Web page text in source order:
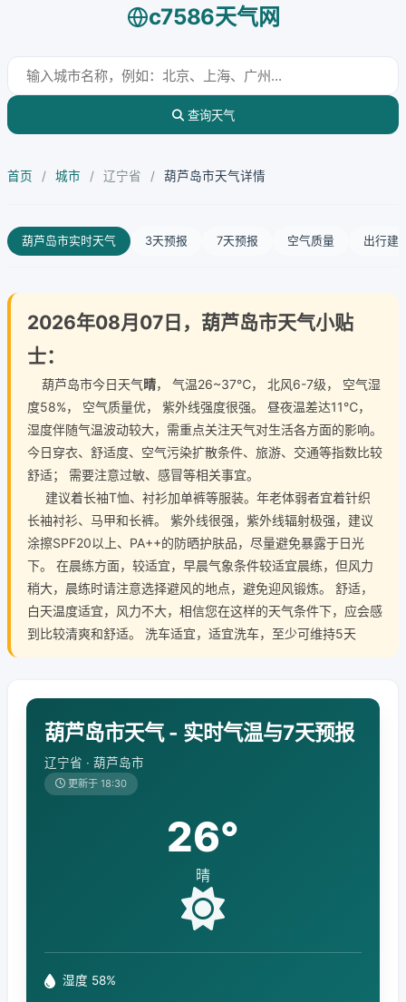
c7586天气网
查询天气
首页 / 城市 / 辽宁省 / 葫芦岛市天气详情
葫芦岛市实时天气 3天预报 7天预报 空气质量 出行建
2026年08月07日，葫芦岛市天气小贴
士：
葫芦岛市今日天气晴， 气温26~37℃， 北风6-7级， 空气湿
度58%， 空气质量优， 紫外线强度很强。 昼夜温差达11℃，
湿度伴随气温波动较大，需重点关注天气对生活各方面的影响。
今日穿衣、舒适度、空气污染扩散条件、旅游、交通等指数比较
舒适； 需要注意过敏、感冒等相关事宜。
建议着长袖T恤、衬衫加单裤等服装。年老体弱者宜着针织
长袖衬衫、马甲和长裤。 紫外线很强，紫外线辐射极强，建议
涂擦SPF20以上、PA++的防晒护肤品，尽量避免暴露于日光
下。 在晨练方面，较适宜，早晨气象条件较适宜晨练，但风力
稍大，晨练时请注意选择避风的地点，避免迎风锻炼。 舒适，
白天温度适宜，风力不大，相信您在这样的天气条件下，应会感
到比较清爽和舒适。 洗车适宜，适宜洗车，至少可维持5天
葫芦岛市天气 - 实时气温与7天预报
辽宁省 · 葫芦岛市
更新于 18:30
26°
晴
湿度 58%